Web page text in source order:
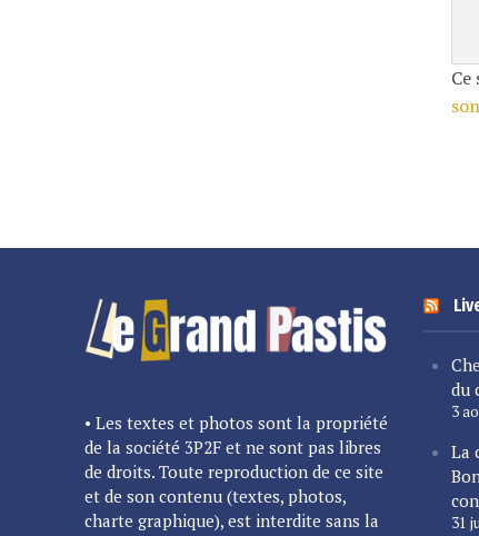
• Les textes et photos sont la propriété
de la société 3P2F et ne sont pas libres
de droits. Toute reproduction de ce site
et de son contenu (textes, photos,
charte graphique), est interdite sans la
du
3
La
31